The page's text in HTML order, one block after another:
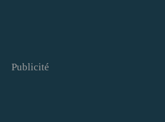
Publicité